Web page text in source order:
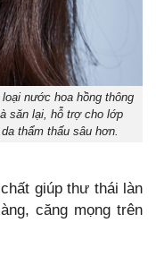
nước hoa hồng thông
săn lại, hỗ trợ cho lớp
thẩm thấu sâu hơn.
giúp thư thái làn
căng mọng trên